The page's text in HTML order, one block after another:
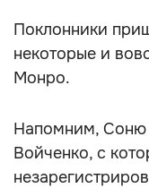
Поклонники
некоторые и
Монро.
Напомним, Соню
Войченко, с